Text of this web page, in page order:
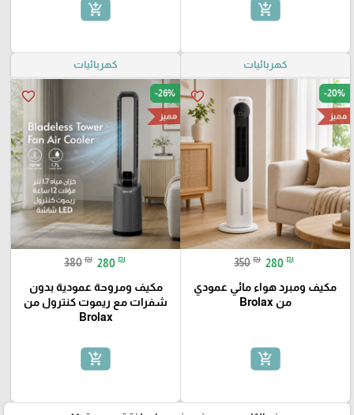
add_shopping_cart
add_shopping_cart
كهربائيات
favorite_border -20%
مميز
350 ₪ 280 ₪
مكيف ومبرد هواء مائي عمودي
من Brolax
add_shopping_cart
كهربائيات
favorite_border -26%
مميز
380 ₪ 280 ₪
مكيف ومروحة عمودية بدون
شفرات مع ريموت كنترول من
Brolax
add_shopping_cart